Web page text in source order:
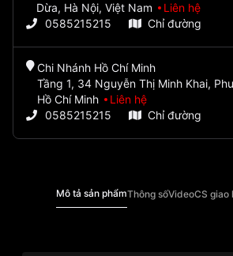
Dừa, Hà Nội, Việt Nam
Liên hệ
0585215215
Chỉ đường
Chi Nhánh Hồ Chí Minh
Tầng 1, 34 Nguyễn Thị Minh Khai,
Hồ Chí Minh
Liên hệ
0585215215
Chỉ đường
Mô tả sản phẩmThông sốVideoCS giao